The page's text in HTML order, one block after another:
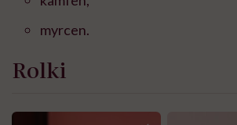
myrcen.
Rolki